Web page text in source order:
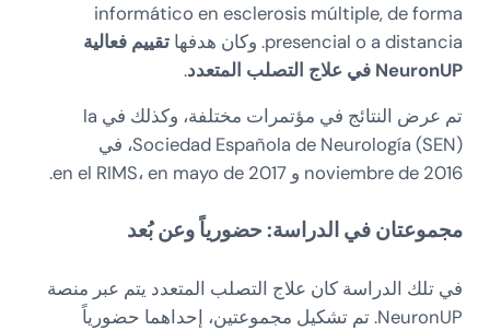
informático en esclerosis múltiple, de forma
presencial o a distancia. وكان هدفها
تقييم فعالية
NeuronUP في علاج التصلب المتعدد
.
تم عرض النتائج في مؤتمرات مختلفة، وكذلك في la
Sociedad Española de Neurología (SEN)، في
noviembre de 2016 و en el RIMS، en mayo de 2017.
مجموعتان في الدراسة: حضورياً وعن بُعد
في تلك الدراسة كان علاج التصلب المتعدد يتم عبر منصة
NeuronUP. تم تشكيل مجموعتين، إحداهما حضورياً